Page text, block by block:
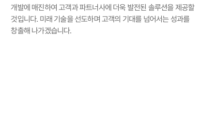
개발에 매진하여 고객과 파트너사에 더욱 발전된 솔루션을 제공할
것입니다. 미래 기술을 선도하며 고객의 기대를 넘어서는 성과를
창출해 나가겠습니다.